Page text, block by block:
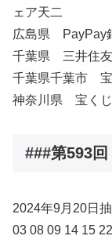
ェア天二
広島県 PayPay
千葉県 三井住
千葉県千葉市
神奈川県 宝く
###第593回
2024年9月20日
03 08 09 14 15